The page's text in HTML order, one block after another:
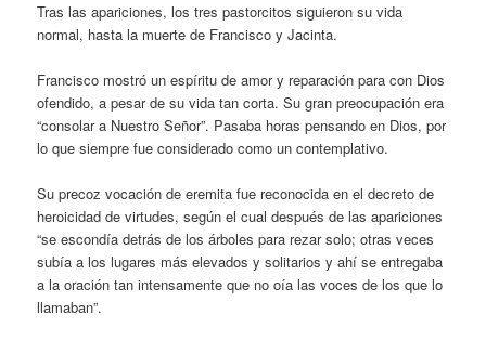
Tras las apariciones, los tres pastorcitos siguieron su vida
normal, hasta la muerte de Francisco y Jacinta.
Francisco mostró un espíritu de amor y reparación para con Dios
ofendido, a pesar de su vida tan corta. Su gran preocupación era
“consolar a Nuestro Señor”. Pasaba horas pensando en Dios, por
lo que siempre fue considerado como un contemplativo.
Su precoz vocación de eremita fue reconocida en el decreto de
heroicidad de virtudes, según el cual después de las apariciones
“se escondía detrás de los árboles para rezar solo; otras veces
subía a los lugares más elevados y solitarios y ahí se entregaba
a la oración tan intensamente que no oía las voces de los que lo
llamaban”.